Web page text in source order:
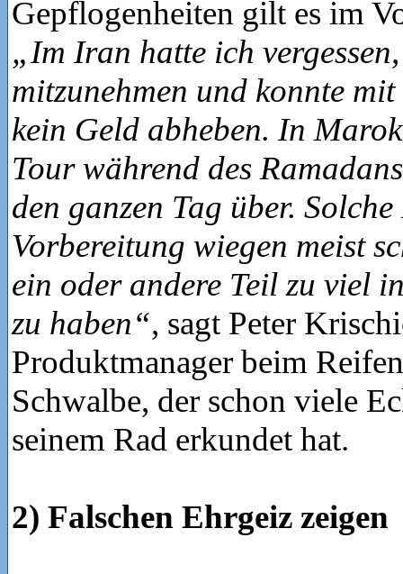
Gepflogenheiten gilt es im
„Im Iran hatte ich
mitzunehmen und konnte
kein Geld abheben. In
Tour während des
den ganzen Tag über.
Vorbereitung wiegen meist
ein oder andere Teil zu viel
zu haben“, sagt Peter
Produktmanager beim
Schwalbe, der schon viele
seinem Rad erkundet hat.
2) Falschen Ehrgeiz zeigen